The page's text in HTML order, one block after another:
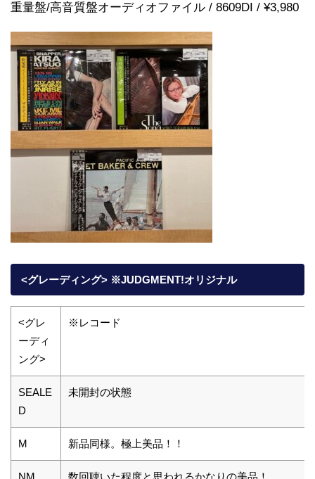
重量盤/高音質盤オーディオファイル / 8609DI / ¥3,980
<グレーディング> ※JUDGMENT!オリジナル
<グレ
ーディ
ング>
※レコード
SEALE
D
未開封の状態
M 新品同様。極上美品！！
NM 数回聴いた程度と思われるかなりの美品！